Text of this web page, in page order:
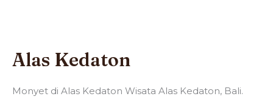
Alas Kedaton
Monyet di Alas Kedaton Wisata Alas Kedaton, Bali.